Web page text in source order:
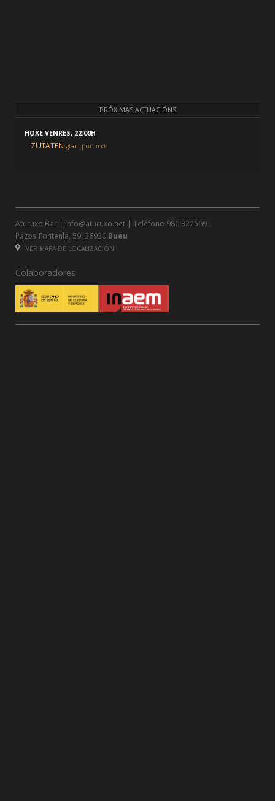
PRÓXIMAS ACTUACIÓNS
HOXE VENRES, 22:00H
ZUTATEN glam pun rock
Aturuxo Bar | info@aturuxo.net | Teléfono 986 322569
Pazos Fontenla, 59. 36930 Bueu
VER MAPA DE LOCALIZACIÓN
Colaboradores